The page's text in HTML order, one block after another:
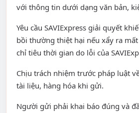
với thông tin dưới dạng văn bản,
Yêu cầu SAVIExpress giải quyết
bồi thường thiệt hại nếu xẩy ra
chỉ tiêu thời gian do lỗi của
Chịu trách nhiệm trước pháp luật
tài liệu, hàng hóa khi gửi.
Người gửi phải khai báo đúng và